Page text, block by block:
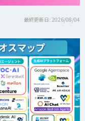
最終更新日: 2026/08/04